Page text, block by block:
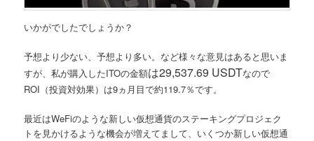
いかがでしたでしょうか？
予想より少ない、予想より多い。など様々な意見はあると思いま
すが、私が購入したITOの金額は29,537.69 USDTなので
ROI（投資対効果）は9ヵ月目で約119.7％です。
最近はWeFiのような新しい仮想通貨のステーキングプロジェク
トを見かけるような機会が増えてまして、いくつか新しい仮想通